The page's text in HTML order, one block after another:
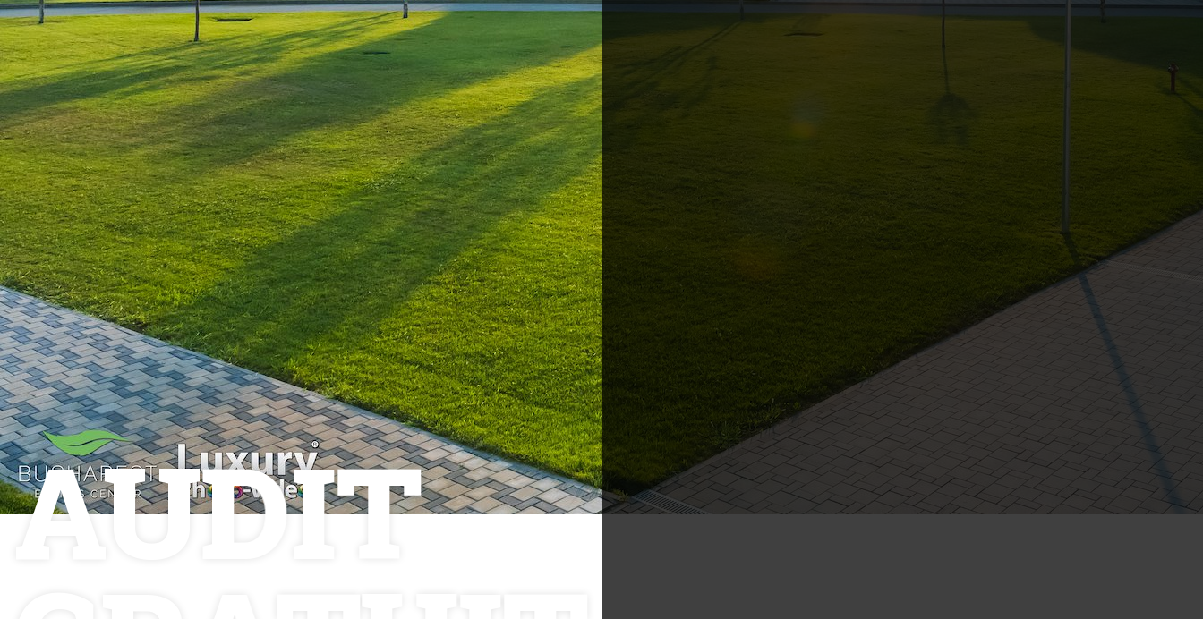
Promovare Online – București, România și Europa Apelează la soluția noastră Online completă 80% din utilizatori preferă să vizioneze un video decât
să citească un articol de blog96% din cumpărători sunt de acord că video i-a ajutat în decizia de cumpărareVideo crește șansele de a cumpăra cu
50% în pagina în care este folosit95% mai […]
Luxury-Photo-Video is a Sun
Luxes Int SRL product.
Registered address – Romania,
Bucharest, Drumul Agatului 26A
VAT Number – RO 34775532
Postări servicii
Fotografie de produs
Video Marketing
Promovare Online
Strategii de marketing
Testimonial Lorand Soareș
Szasz
Contact Telefonic
RO: 031 631 12 13
RO: 0786 044 044
UK (free): 0808 189 0714
USA: 1 929 236 4585
Facebook
Youtube
Instagram
WhatsApp
AUDIT